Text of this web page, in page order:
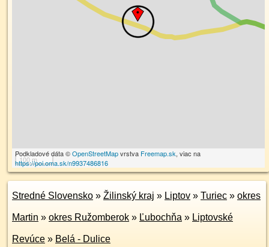
100 m
Podkladové dáta ©OpenStreetMapvrstva Freemap.sk, viac na
https://poi.oma.sk/n9937486816
Stredné Slovensko » Žilinský kraj » Liptov » Turiec » okres
Martin » okres Ružomberok » Ľubochňa » Liptovské
Revúce » Belá - Dulice